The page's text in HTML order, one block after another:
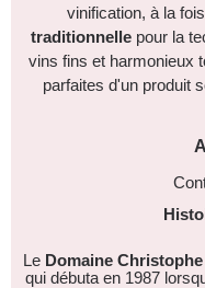
vinification, à la fois
traditionnellepour la
vins fins et harmonieux
parfaites d'un produit
LeDomaine Christophe
qui débuta en 1987